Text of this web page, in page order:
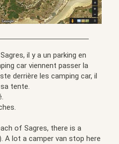
il y a un parking en
car viennent passer la
derrière les camping car, il
tente.
of Sagres, there is a
A lot a camper van stop here